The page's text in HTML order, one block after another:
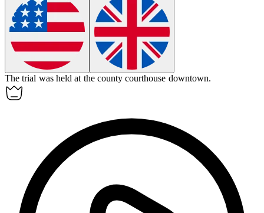
The trial was held at the county courthouse downtown.